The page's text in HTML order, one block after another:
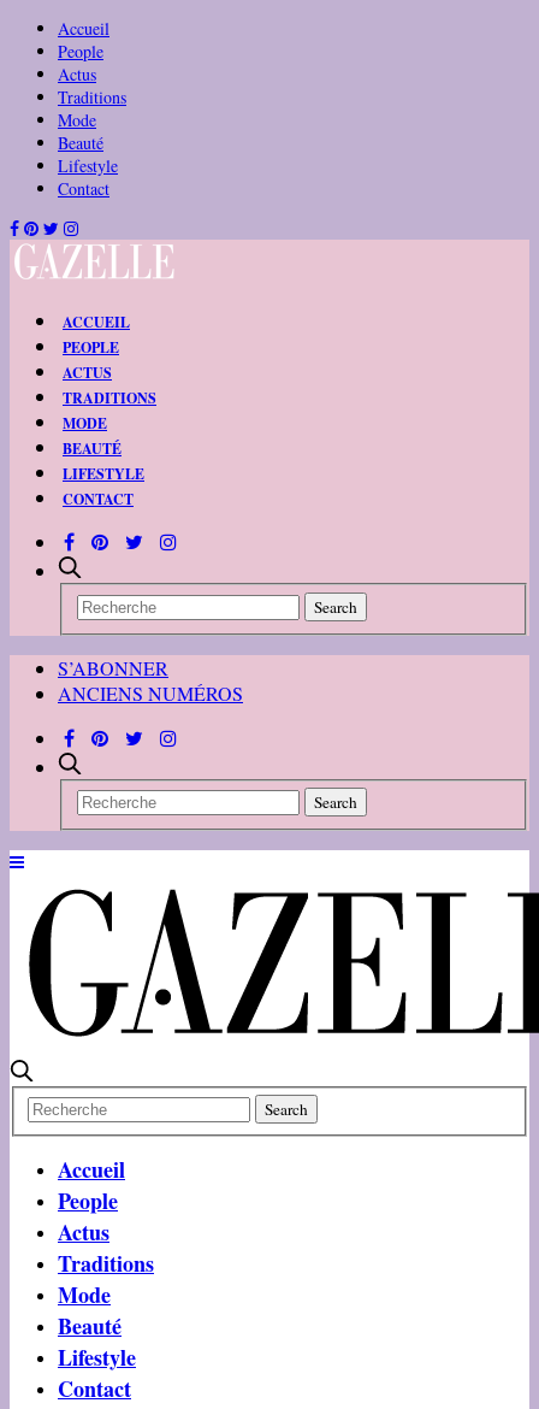
Accueil
People
Actus
Traditions
Mode
Beauté
Lifestyle
Contact
ACCUEIL
PEOPLE
ACTUS
TRADITIONS
MODE
BEAUTÉ
LIFESTYLE
CONTACT
S’ABONNER
ANCIENS NUMÉROS
Accueil
People
Actus
Traditions
Mode
Beauté
Lifestyle
Contact